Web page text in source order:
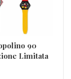
90
Limitata